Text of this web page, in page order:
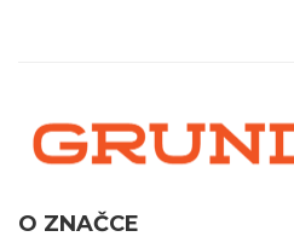
O ZNAČCE